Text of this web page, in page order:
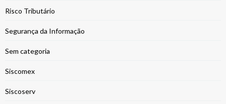
Risco Tributário
Segurança da Informação
Sem categoria
Siscomex
Siscoserv